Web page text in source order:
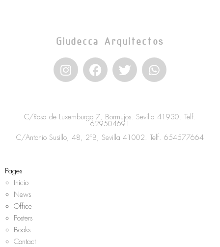
Giudecca Arquitectos
I
n
a
g
r
F
a
b
o
o
T
w
t
e
r
W
h
s
a
p
C/Rosa de Luxemburgo 7, Bormujos. Sevilla 41930. Telf.
629504691
C/Antonio Susillo, 48, 2ºB, Sevilla 41002. Telf. 654577664
Pages
Inicio
News
Office
Posters
Books
Contact